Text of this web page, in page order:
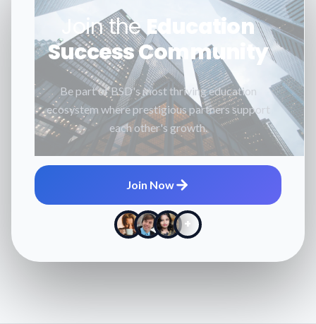
Join theEducation
Success Community
Be part of BSD's most thriving education
ecosystem where prestigious partners support
each other's growth.
Join Now
+